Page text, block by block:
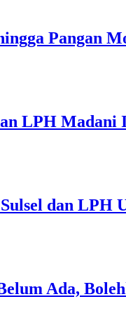
Pangan
LPH Madani
dan LPH
Ada,